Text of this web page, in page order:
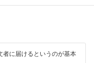
者に届けるというのが基本